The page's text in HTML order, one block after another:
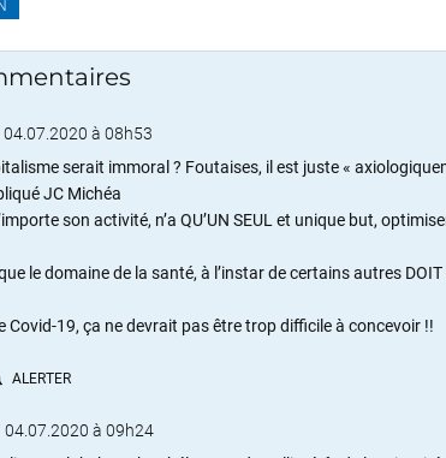
04.07.2020 à 08h53
serait immoral ? Foutaises, il est juste «
JC Michéa
son activité, n’a QU’UN SEUL et unique but,
le domaine de la santé, à l’instar de certains autres
Covid-19, ça ne devrait pas être trop difficile à concevoir !!
ALERTER
04.07.2020 à 09h24